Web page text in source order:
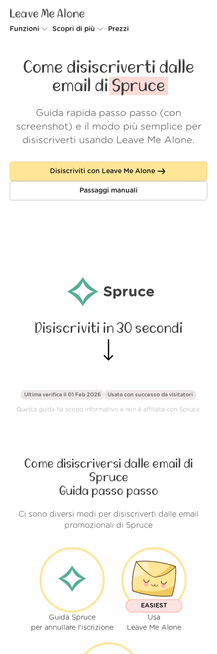
Leave Me Alone
Funzioni
Spam Blocker
Scopri di più
Come funziona
Sicurezza
Wall of Love
Accedi
Prezzi
Come disiscriverti dalle
email di Spruce
Guida rapida passo passo (con
screenshot) e il modo più semplice per
disiscriverti usando Leave Me Alone.
Disiscriviti con Leave Me Alone
Passaggi manuali
Spruce
Disiscriviti in 30 secondi
Ultima verifica il 01 Feb 2026 Usata con successo da visitatori
Questa guida ha scopo informativo e non è affiliata con Spruce.
Come disiscriversi dalle email di
Spruce
Guida passo passo
Ci sono diversi modi per disiscriverti dalle email
promozionali di Spruce
Guida Spruce
per annullare l'iscrizione
EASIEST
Usa
Leave Me Alone